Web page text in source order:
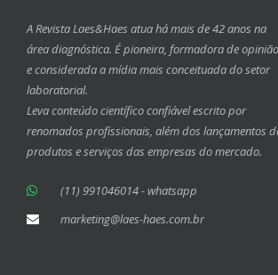
A Revista Laes&Haes atua há mais de 42 anos na
área diagnóstica. É pioneira, formadora de opinião
e considerada a mídia mais conceituada do setor
laboratorial.
Leva conteúdo científico confiável escrito por
renomados profissionais, além dos lançamentos
produtos e serviços das empresas do mercado.
(11) 991046014 - whatsapp
marketing@laes-haes.com.br